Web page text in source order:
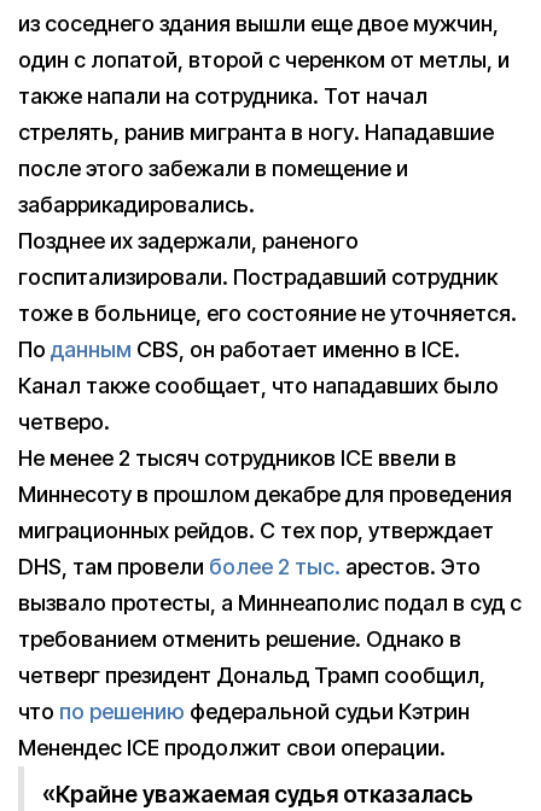
из соседнего здания вышли еще двое мужчин,
один с лопатой, второй с черенком от метлы, и
также напали на сотрудника. Тот начал
стрелять, ранив мигранта в ногу. Нападавшие
после этого забежали в помещение и
забаррикадировались.
Позднее их задержали, раненого
госпитализировали. Пострадавший сотрудник
тоже в больнице, его состояние не уточняется.
По данным CBS, он работает именно в ICE.
Канал также сообщает, что нападавших было
четверо.
Не менее 2 тысяч сотрудников ICE ввели в
Миннесоту в прошлом декабре для проведения
миграционных рейдов. С тех пор, утверждает
DHS, там провели более 2 тыс. арестов. Это
вызвало протесты, а Миннеаполис подал в суд с
требованием отменить решение. Однако в
четверг президент Дональд Трамп сообщил,
что по решению федеральной судьи Кэтрин
Менендес ICE продолжит свои операции.
«Крайне уважаемая судья отказалась